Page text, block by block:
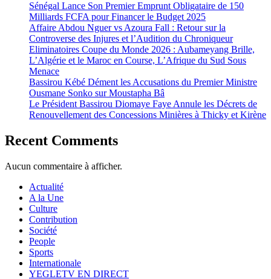
Sénégal Lance Son Premier Emprunt Obligataire de 150
Milliards FCFA pour Financer le Budget 2025
Affaire Abdou Nguer vs Azoura Fall : Retour sur la
Controverse des Injures et l’Audition du Chroniqueur
Eliminatoires Coupe du Monde 2026 : Aubameyang Brille,
L’Algérie et le Maroc en Course, L’Afrique du Sud Sous
Menace
Bassirou Kébé Dément les Accusations du Premier Ministre
Ousmane Sonko sur Moustapha Bâ
Le Président Bassirou Diomaye Faye Annule les Décrets de
Renouvellement des Concessions Minières à Thicky et Kirène
Recent Comments
Aucun commentaire à afficher.
Actualité
A la Une
Culture
Contribution
Société
People
Sports
Internationale
YEGLETV EN DIRECT